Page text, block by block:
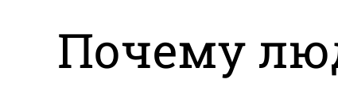
Почему